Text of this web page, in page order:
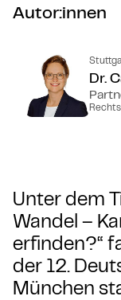
Autor:innen
Dr.
Unter dem
Wandel –
erfinden?“
der 12.
München